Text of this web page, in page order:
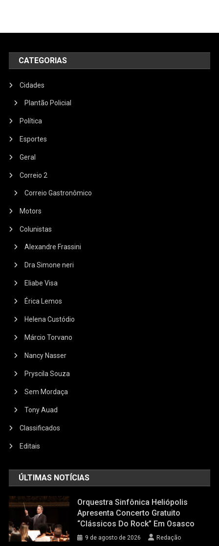
CATEGORIAS
Cidades
Plantão Policial
Política
Esportes
Geral
Correio 2
Correio Gastronômico
Motors
Colunistas
Alexandre Frassini
Dra Simone neri
Eliabe Visa
Érica Lemos
Helena Custódio
Márcio Torvano
Nancy Nasser
Pryscila Souza
Sem Mordaça
Tony Auad
Classificados
Editais
ÚLTIMAS NOTÍCIAS
Orquestra Sinfônica Heliópolis
Apresenta Concerto Gratuito
“Clássicos Do Rock” Em Osasco
9 de agosto de 2026 Redação